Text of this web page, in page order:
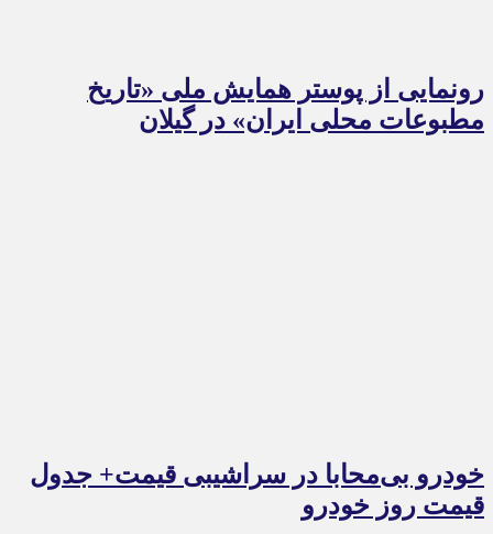
رونمایی از پوستر همایش ملی «تاریخ
مطبوعات محلی ایران» در گیلان
خودرو بی‌محابا در سراشیبی قیمت+ جدول
قیمت روز خودرو